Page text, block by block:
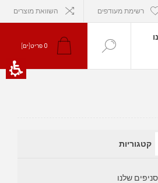
רשימת מעודפים השוואת מוצרים
0 פריט[ים]
קטגוריות
שלנו